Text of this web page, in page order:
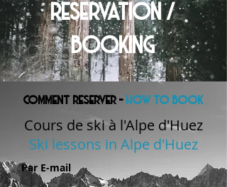
RESERVATION /
BOOKING
comment reserver - how to book
Cours de ski à l'Alpe d'Huez
Ski lessons in Alpe d'Huez
Par E-mail